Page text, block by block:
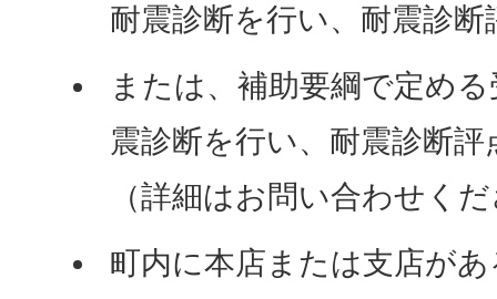
耐震診断を行い、耐震診
または、補助要綱で定め
震診断を行い、耐震診断
（詳細はお問い合わせく
町内に本店または支店が